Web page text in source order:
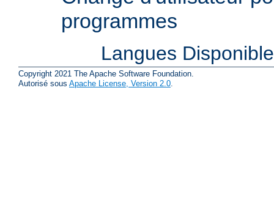
programmes
Langues
Copyright 2021 The Apache Software Foundation.
Autorisé sous Apache License, Version 2.0.